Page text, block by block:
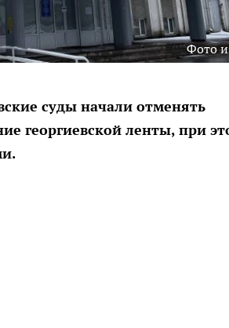
Фото
суды начали отменять
георгиевской ленты, при